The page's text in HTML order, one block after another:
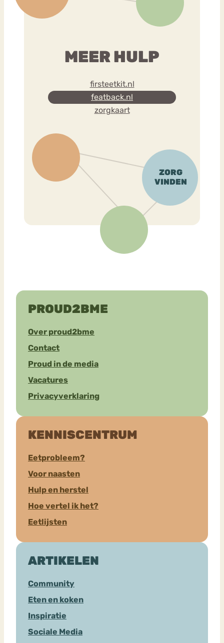
MEER HULP
firsteetkit.nl
featback.nl
zorgkaart
PROUD2BME
Over proud2bme
Contact
Proud in de media
Vacatures
Privacyverklaring
KENNISCENTRUM
Eetprobleem?
Voor naasten
Hulp en herstel
Hoe vertel ik het?
Eetlijsten
ARTIKELEN
Community
Eten en koken
Inspiratie
Sociale Media